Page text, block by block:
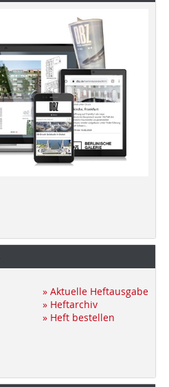
» Aktuelle Heftausgabe
» Heftarchiv
» Heft bestellen